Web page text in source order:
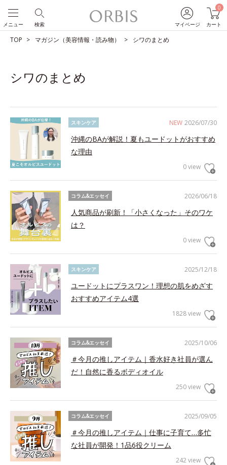
マイページ
0
カート
検索
メニュー
TOP マガジン（美容情報・読み物） シワのまとめ
シワのまとめ
NEW 2026/07/30
スキンケア
沖縄のBAが解説！夏もユードットがおすすめ
な理由
0 view
2026/06/18
コラム&エッセイ
人気商品が刷新！「小さくなった」そのワケ
は？
0 view
2025/12/18
スキンケア
ユードットにプラスワン！理想の肌をめざす
おすすめアイテム4選
1828 view
2025/10/06
コラム&エッセイ
＃今月の推しアイテム｜香水好き社員が選ん
だ！自然に香るボディオイル
250 view
2025/09/05
コラム&エッセイ
＃今月の推しアイテム｜仕事に子育て…多忙
な社員が開発！1品6役クリーム
242 view